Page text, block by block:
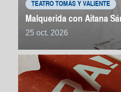
TEATRO TOMÁS Y VALIENTE
Malquerida con Aitana
25 oct. 2026